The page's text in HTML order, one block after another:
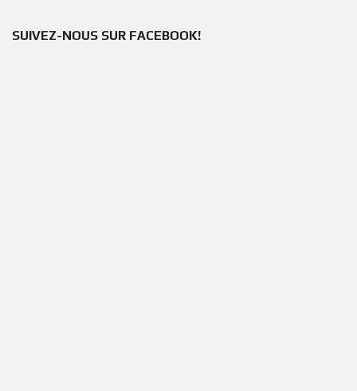
SUIVEZ-NOUS SUR FACEBOOK!